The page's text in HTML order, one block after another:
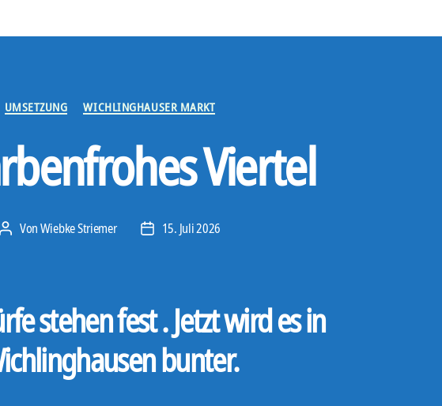
Kategorien
UMSETZUNG WICHLINGHAUSER MARKT
Viertel
Beitragsautor
VonWiebke Striemer Veröffentlichungsdatum
15. Juli 2026
stehen fest . Jetzt wird es in
bunter.